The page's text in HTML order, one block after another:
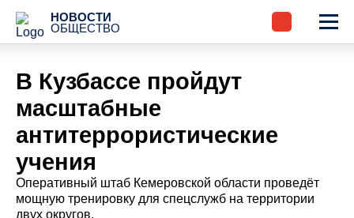
НОВОСТИ
ОБЩЕСТВО
В Кузбассе пройдут
масштабные
антитеррористические
учения
Оперативный штаб Кемеровской области проведёт
мощную тренировку для спецслужб на территории
двух округов.